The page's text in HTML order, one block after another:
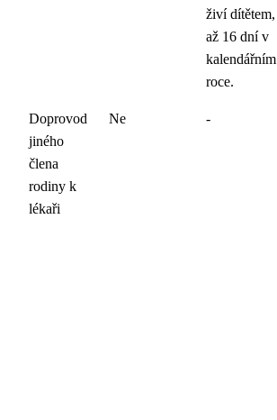
živí dítětem,
až 16 dní v
kalendářním
roce.
Doprovod
jiného
člena
rodiny k
lékaři
Ne -